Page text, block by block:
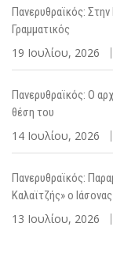
Πανερυθραϊκός:
Γραμματικός
19 Ιουλίου, 2026
Πανερυθραϊκός: Ο
θέση του
14 Ιουλίου, 2026
Πανερυθραϊκός:
Καλαϊτζής» ο
13 Ιουλίου, 2026